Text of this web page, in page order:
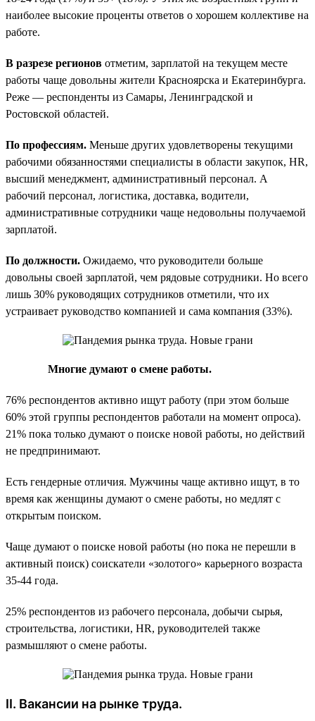
наиболее высокие проценты ответов о хорошем коллективе на
работе.
В разрезе регионов отметим, зарплатой на текущем месте
работы чаще довольны жители Красноярска и Екатеринбурга.
Реже — респонденты из Самары, Ленинградской и
Ростовской областей.
По профессиям. Меньше других удовлетворены текущими
рабочими обязанностями специалисты в области закупок, HR,
высший менеджмент, административный персонал. А
рабочий персонал, логистика, доставка, водители,
административные сотрудники чаще недовольны получаемой
зарплатой.
По должности. Ожидаемо, что руководители больше
довольны своей зарплатой, чем рядовые сотрудники. Но всего
лишь 30% руководящих сотрудников отметили, что их
устраивает руководство компанией и сама компания (33%).
Многие думают о смене работы.
76% респондентов активно ищут работу (при этом больше
60% этой группы респондентов работали на момент опроса).
21% пока только думают о поиске новой работы, но действий
не предпринимают.
Есть гендерные отличия. Мужчины чаще активно ищут, в то
время как женщины думают о смене работы, но медлят с
открытым поиском.
Чаще думают о поиске новой работы (но пока не перешли в
активный поиск) соискатели «золотого» карьерного возраста
35-44 года.
25% респондентов из рабочего персонала, добычи сырья,
строительства, логистики, HR, руководителей также
размышляют о смене работы.
II. Вакансии на рынке труда.